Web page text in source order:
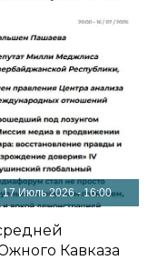
17 Июль 2026 - 16:00
Кавказа